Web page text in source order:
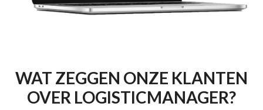
WAT ZEGGEN ONZE KLANTEN
OVER LOGISTICMANAGER?